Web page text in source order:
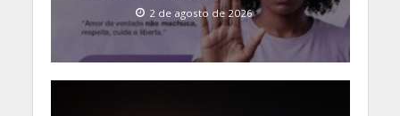
2 de agosto de 2026